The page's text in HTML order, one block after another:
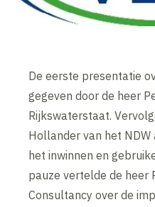
De eerste presentatie
gegeven door de heer
Rijkswaterstaat.
Hollander van het
het inwinnen en
pauze vertelde de heer
Consultancy over de